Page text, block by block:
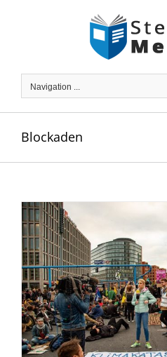
Navigation ...
Blockaden